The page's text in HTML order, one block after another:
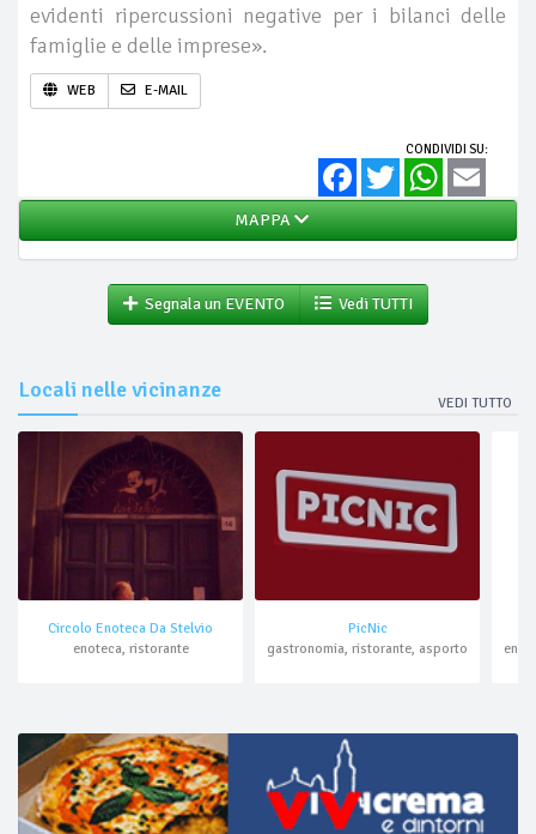
evidenti ripercussioni negative per i bilanci delle
famiglie e delle imprese».
WEB E-MAIL
CONDIVIDI SU:
FacebookTwitter WhatsApp
MAPPA
Segnala un EVENTO Vedi TUTTI
Locali nelle vicinanze
VEDI TUTTO
Circolo Enoteca Da Stelvio
enoteca, ristorante
PicNic
gastronomia, ristorante, asporto